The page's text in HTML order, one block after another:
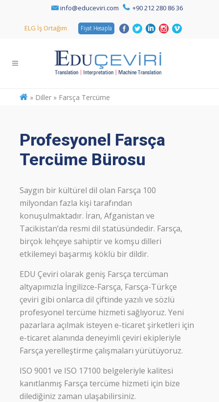
info@educeviri.com +90 212 280 86 36
ELG İş Ortağım Fiyat Hesapla
» Diller » Farsça Tercüme
Profesyonel Farsça
Tercüme Bürosu
Saygın bir kültürel dil olan Farsça 100
milyondan fazla kişi tarafından
konuşulmaktadır. İran, Afganistan ve
Tacikistan’da resmi dil statüsündedir. Farsça,
birçok lehçeye sahiptir ve komşu dilleri
etkilemeyi başarmış köklü bir dildir.
EDU Çeviri olarak geniş Farsça tercüman
altyapımızla İngilizce-Farsça, Farsça-Türkçe
çeviri gibi onlarca dil çiftinde yazılı ve sözlü
profesyonel tercüme hizmeti sağlıyoruz. Yeni
pazarlara açılmak isteyen e-ticaret şirketleri için
e-ticaret alanında deneyimli çeviri ekipleriyle
Farsça yerelleştirme çalışmaları yürütüyoruz.
ISO 9001 ve ISO 17100 belgeleriyle kalitesi
kanıtlanmış Farsça tercüme hizmeti için bize
dilediğiniz zaman ulaşabilirsiniz.